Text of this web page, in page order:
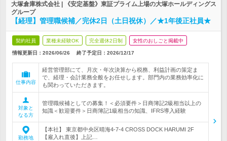
大塚倉庫株式会社 | 《安定基盤》東証プライム上場の大塚ホールディングス
グループ
【経理】管理職候補／完休2日（土日祝休）／★1年後正社員★
契約社員 業種未経験OK 完全週休2日制 女性のおしごと掲載中
情報更新日：2026/06/26 終了予定日： 2026/12/17
仕事内容
経営管理部にて、月次・年次決算から税務、利益計画の策定ま
で、経理・会計業務全般をお任せします。部門内の業務効率化に
も関わっていただきます。
対象と
なる方
管理職候補としての募集！＜必須要件＞日商簿記2級相当以上の
知識＜歓迎要件＞日商簿記1級相当の知識、IFRS導入経験
勤務地
【本社】 東京都中央区晴海4-7-4 CROSS DOCK HARUMI 2F
【雇入れ直後】上記…